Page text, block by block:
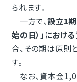
られます。
一方で、設立1
始の日）」におけ
合、その期は原則
す。
なお、資本金